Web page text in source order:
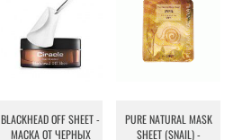
BLACKHEAD OFF SHEET -
МАСКА ОТ ЧЕРНЫХ
PURE NATURAL MASK
SHEET (SNAIL) -